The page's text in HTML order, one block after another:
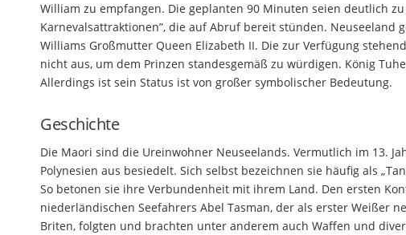
William zu empfangen. Die geplanten 90 Minuten seien deutlich
Karnevalsattraktionen”, die auf Abruf bereit stünden. Neuseeland
Williams Großmutter Queen Elizabeth II. Die zur Verfügung
nicht aus, um dem Prinzen standesgemäß zu würdigen. König
Allerdings ist sein Status ist von großer symbolischer Bedeutung.
Geschichte
Die Maori sind die Ureinwohner Neuseelands. Vermutlich im 13.
Polynesien aus besiedelt. Sich selbst bezeichnen sie häufig als
So betonen sie ihre Verbundenheit mit ihrem Land. Den ersten
niederländischen Seefahrers Abel Tasman, der als erster Weißer
Briten, folgten und brachten unter anderem auch Waffen und